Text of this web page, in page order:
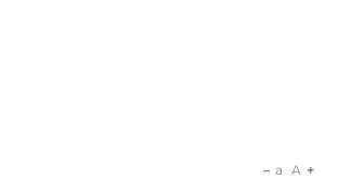
a A